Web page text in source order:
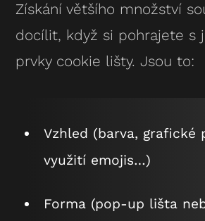
Získání většího množství
docílit, když si pohrajete s
prvky cookie lišty. Jsou to:
Vzhled (barva, grafické
využití emojis…)
Forma (pop-up lišta